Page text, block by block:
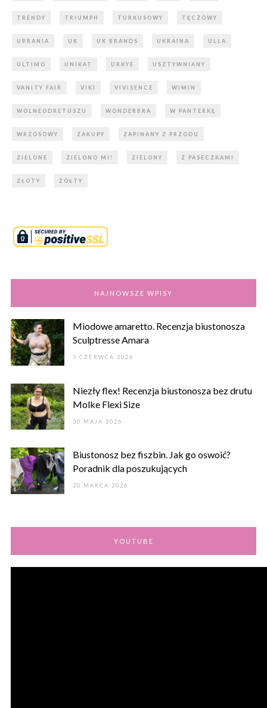
TRENDY TRIUMPH TURKUSOWY TĘCZOWY
UBRANIA UK UK BRANDS UKRAINA ULLA
ULTIMO UNIKAT URKYE USZTYWNIANY
VANITY FAIR VIKI VIVISENCE WIMIN
WOLNEODRETUSZU WONDERBRA W PANTERKĘ
WRZOSOWY ZAKUPY ZAPINANY Z PRZODU
ZIELONE ZIELONO MI! ZIELONY Z PASECZKAMI
ZŁOTY ŻÓŁTY
NAJNOWSZE WPISY
Miodowe amaretto. Recenzja biustonosza
Sculptresse Amara
5 CZERWCA 2026
Niezły flex! Recenzja biustonosza bez drutu
Molke Flexi Size
30 MAJA 2026
Biustonosz bez fiszbin. Jak go oswoić?
Poradnik dla poszukujących
20 MARCA 2026
YOUTUBE